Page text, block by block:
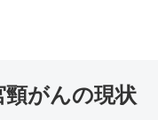
頸がんの現状